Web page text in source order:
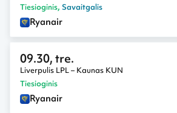
Tiesioginis, Savaitgalis
Ryanair
09.30, tre.
Liverpulis LPL – Kaunas KUN
Tiesioginis
Ryanair